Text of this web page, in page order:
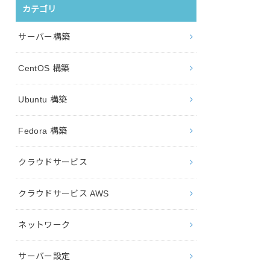
カテゴリ
サーバー構築
CentOS 構築
Ubuntu 構築
Fedora 構築
クラウドサービス
クラウドサービス AWS
ネットワーク
サーバー設定